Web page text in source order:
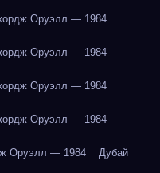
Оруэлл — 1984
Оруэлл — 1984
Оруэлл — 1984
Оруэлл — 1984
Оруэлл — 1984 Дубай